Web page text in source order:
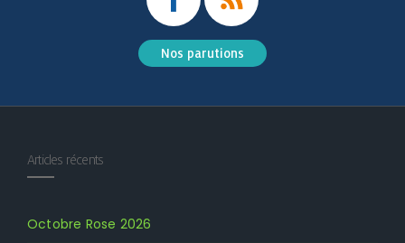
Nos parutions
Articles récents
Octobre Rose 2026